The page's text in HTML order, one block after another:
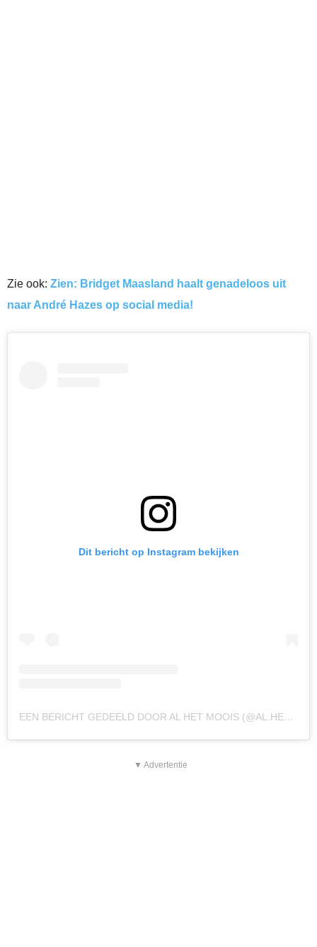
Zie ook: Zien: Bridget Maasland haalt genadeloos uit
naar André Hazes op social media!
Dit bericht op Instagram bekijken
EEN BERICHT GEDEELD DOOR AL HET MOOIS (@AL.HET.MOOIS)
▼ Advertentie